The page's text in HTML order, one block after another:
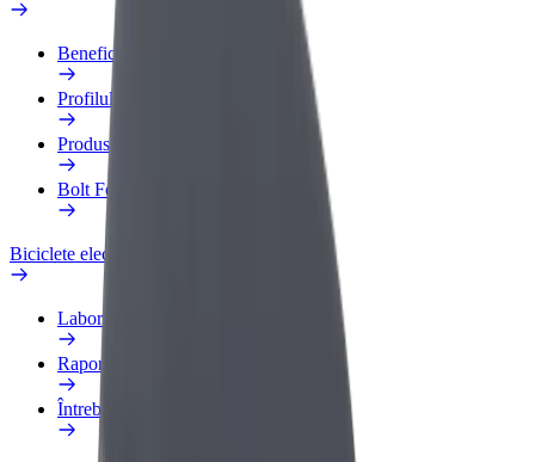
Beneficii
Profilul de Serviciu
Produse
Bolt Food for Business
Biciclete electrice
Laboratorul de siguranță
Raportează o problemă
Întrebări frecvente